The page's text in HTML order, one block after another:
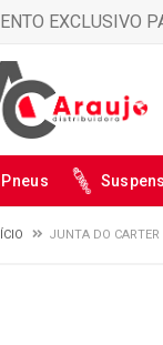
EXCLUSIVO
Pneus
JUNTA DO CARTER